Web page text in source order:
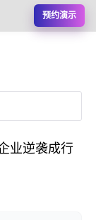
预约演示
业逆袭成行